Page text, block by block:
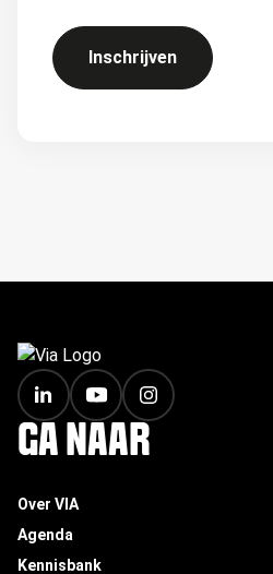
Inschrijven
FOOTER
GA NAAR
Over VIA
Agenda
Kennisbank